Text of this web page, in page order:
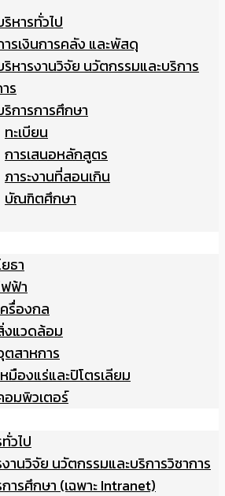
หารทั่วไป
รเงินการคลัง และพัสดุ
หารงานวิจัย นวัตกรรมและบริการ
ร
การการศึกษา
ทะเบียน
การเสนอหลักสูตร
ภาระงานที่สอนเกิน
บัณฑิตศึกษา
ธา
ฟ้า
รื่องกล
งแวดล้อม
สาหการ
มืองแร่และปิโตรเลียม
อมพิวเตอร์
วไป
านวิจัย นวัตกรรมและบริการวิชาการ
ารศึกษา (เฉพาะ Intranet)